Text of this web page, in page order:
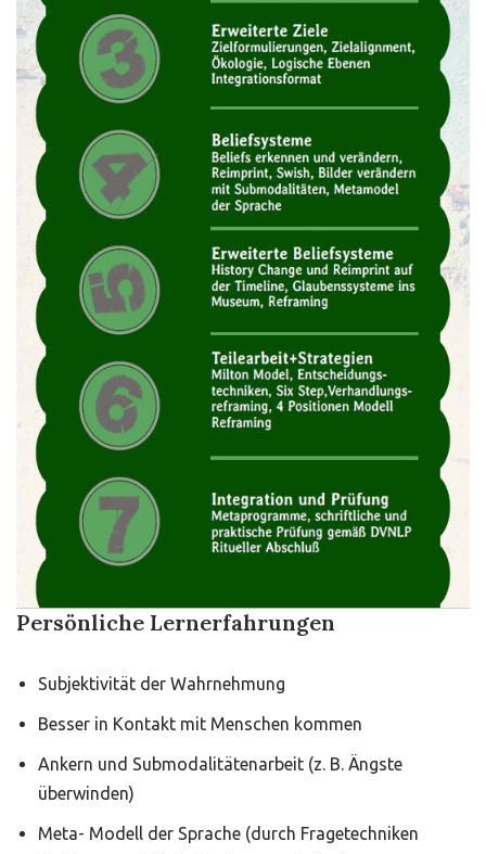
Persönliche Lernerfahrungen
Subjektivität der Wahrnehmung
Besser in Kontakt mit Menschen kommen
Ankern und Submodalitätenarbeit (z. B. Ängste
überwinden)
Meta- Modell der Sprache (durch Fragetechniken